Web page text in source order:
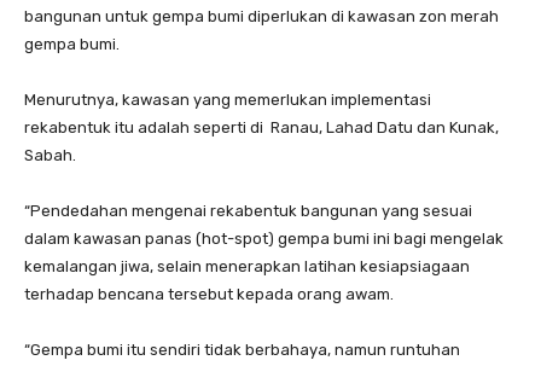
bangunan untuk gempa bumi diperlukan di kawasan zon merah
gempa bumi.
Menurutnya, kawasan yang memerlukan implementasi
rekabentuk itu adalah seperti di Ranau, Lahad Datu dan Kunak,
Sabah.
“Pendedahan mengenai rekabentuk bangunan yang sesuai
dalam kawasan panas (hot-spot) gempa bumi ini bagi mengelak
kemalangan jiwa, selain menerapkan latihan kesiapsiagaan
terhadap bencana tersebut kepada orang awam.
“Gempa bumi itu sendiri tidak berbahaya, namun runtuhan